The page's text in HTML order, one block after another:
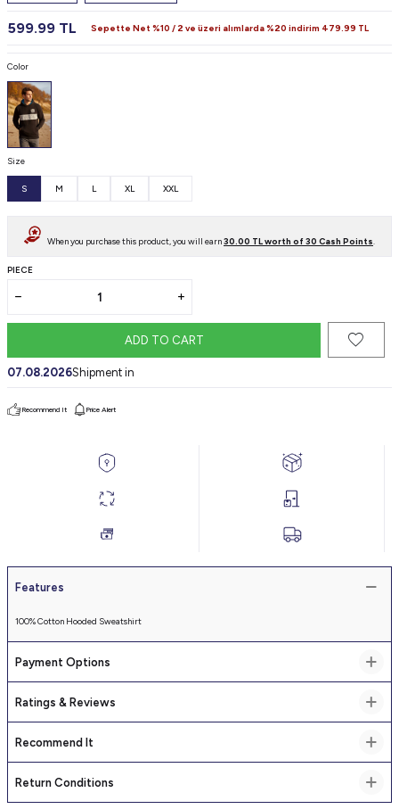
599.99 TL Sepette Net %10 / 2 ve üzeri alımlarda %20 indirim 479.99 TL
Color
Size
S M L XL XXL
When you purchase this product, you will earn30.00 TL worth of30 Cash Points
PIECE
ADD TO CART
07.08.2026Shipment in
Recommend It Price Alert
Features
100% Cotton Hooded Sweatshirt
Payment Options
Ratings & Reviews
Recommend It
Return Conditions